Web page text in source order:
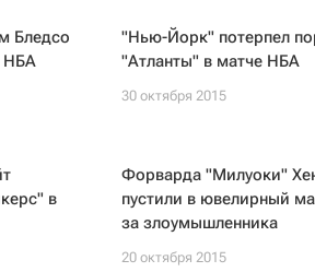
Бледсо
НБА
"Нью-Йорк" потерпел
"Атланты" в матче НБА
30 октября 2015
в
Форварда "Милуоки"
пустили в ювелирный
за злоумышленника
20 октября 2015